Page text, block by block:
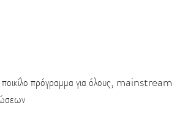
πρόγραμμα για όλους, mainstream